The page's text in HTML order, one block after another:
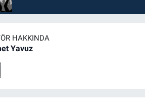
HAKKINDA
Yavuz